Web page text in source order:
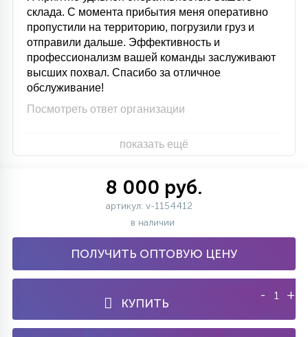
склада. С момента прибытия меня оперативно
пропустили на территорию, погрузили груз и
отправили дальше. Эффективность и
профессионализм вашей команды заслуживают
высших похвал. Спасибо за отличное
обслуживание!
Посмотреть ответ организации
показать ещё
8 000 руб.
артикул: v-1154412
в наличии
ПОЛУЧИТЬ ОПТОВУЮ ЦЕНУ
КУПИТЬ
- +